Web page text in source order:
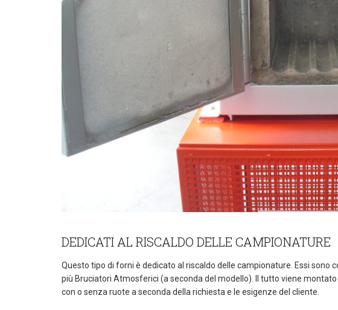
DEDICATI AL RISCALDO DELLE CAMPIONATURE
Questo tipo di forni è dedicato al riscaldo delle campionature. Essi sono
più Bruciatori Atmosferici (a seconda del modello). Il tutto viene
con o senza ruote a seconda della richiesta e le esigenze del cliente.